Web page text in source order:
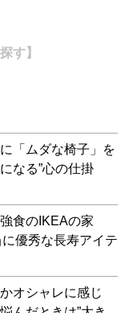
す】
「ムダな椅子」を
なる”心の仕掛
食のIKEAの家
優秀な長寿アイテ
オシャレに感じ